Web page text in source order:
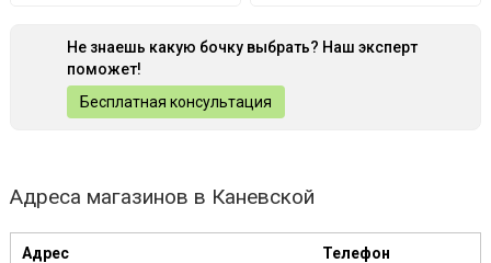
Не знаешь какую бочку выбрать? Наш эксперт
поможет!
Бесплатная консультация
Адреса магазинов в Каневской
Адрес Телефон